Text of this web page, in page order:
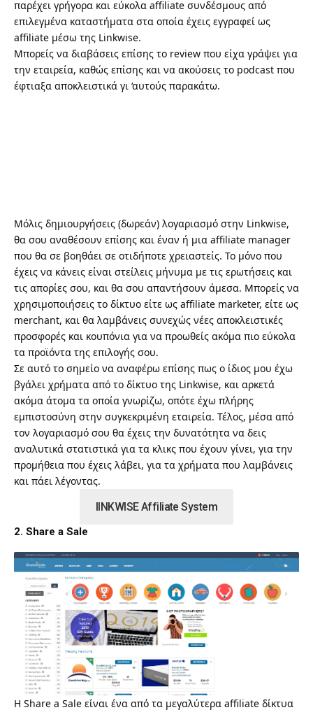
παρέχει γρήγορα και εύκολα affiliate συνδέσμους από
επιλεγμένα καταστήματα στα οποία έχεις εγγραφεί ως
affiliate μέσω της Linkwise.
Μπορείς να διαβάσεις επίσης το review που είχα γράψει για
την εταιρεία, καθώς επίσης και να ακούσεις το podcast που
έφτιαξα αποκλειστικά γι ‘αυτούς παρακάτω.
Μόλις δημιουργήσεις (δωρεάν) λογαριασμό στην Linkwise,
θα σου αναθέσουν επίσης και έναν ή μια affiliate manager
που θα σε βοηθάει σε οτιδήποτε χρειαστείς. Το μόνο που
έχεις να κάνεις είναι στείλεις μήνυμα με τις ερωτήσεις και
τις απορίες σου, και θα σου απαντήσουν άμεσα. Μπορείς να
χρησιμοποιήσεις το δίκτυο είτε ως affiliate marketer, είτε ως
merchant, και θα λαμβάνεις συνεχώς νέες αποκλειστικές
προσφορές και κουπόνια για να προωθείς ακόμα πιο εύκολα
τα προϊόντα της επιλογής σου.
Σε αυτό το σημείο να αναφέρω επίσης πως ο ίδιος μου έχω
βγάλει χρήματα από το δίκτυο της Linkwise, και αρκετά
ακόμα άτομα τα οποία γνωρίζω, οπότε έχω πλήρης
εμπιστοσύνη στην συγκεκριμένη εταιρεία. Τέλος, μέσα από
τον λογαριασμό σου θα έχεις την δυνατότητα να δεις
αναλυτικά στατιστικά για τα κλικς που έχουν γίνει, για την
προμήθεια που έχεις λάβει, για τα χρήματα που λαμβάνεις
και πάει λέγοντας.
lINKWISE Affiliate System
2. Share a Sale
Η Share a Sale είναι ένα από τα μεγαλύτερα affiliate δίκτυα